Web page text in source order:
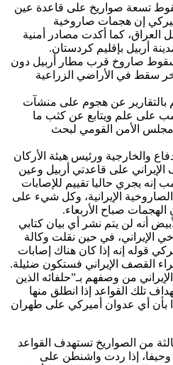
تسعة صواريخ على قاعدة عين
إن هجمات صاروخية
العراق، كما أكدت مصادر أمنية
أربيل بإقليم كردستان.
صاروخ قرب مطار أربيل دون
سقط في الأراضي الزراعية
بالتقارير عن هجوم على منشآت
على علم ويتابع عن كثب ما
الأمن القومي لبحث
والخارجية ورئيس هيئة الأركان
على قاعدتي أربيل وعين
إنه يجري حاليا تقييم للإصابات
الإيرانية، وكل شيء على
الهجمات صباح الأربعاء.
أنه لن يتم نشر أي بيان كتابي
الإيراني، في حين نقلت وكالة
قوله إنه إذا كان هناك إصابات
القصف الإيراني فستكون ضئيلة.
من وصفهم بـ”حلفائه الذين
تلك القواعد إذا انطلق منها
بأن أي عدوان أميركي على طهران
من الصواريخ تستهدف القواعد
وحيفا، إذا ردت واشنطن على